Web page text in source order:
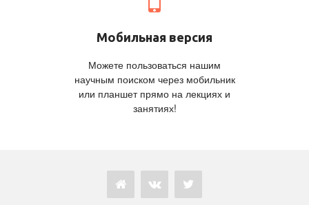
Мобильная версия
Можете пользоваться нашим
научным поиском через мобильник
или планшет прямо на лекциях и
занятиях!